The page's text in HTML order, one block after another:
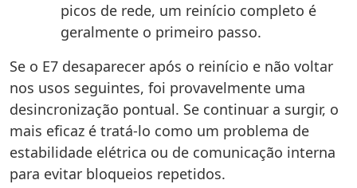
picos de rede, um reinício completo é
geralmente o primeiro passo.
Se o E7 desaparecer após o reinício e não voltar
nos usos seguintes, foi provavelmente uma
desincronização pontual. Se continuar a surgir, o
mais eficaz é tratá-lo como um problema de
estabilidade elétrica ou de comunicação interna
para evitar bloqueios repetidos.